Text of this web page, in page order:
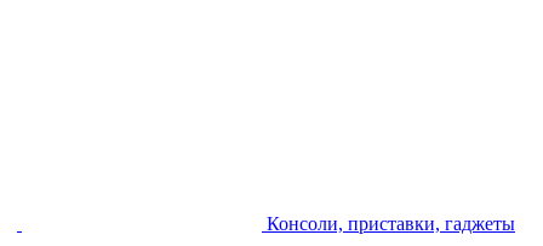
Консоли, приставки, гаджеты